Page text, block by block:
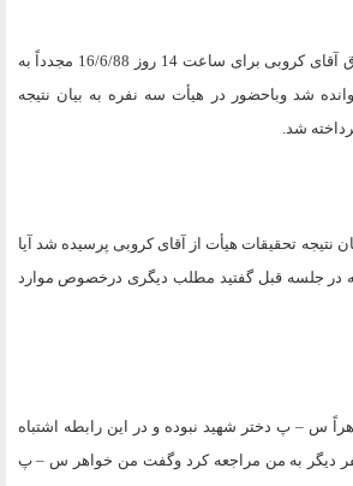
با مشخص شدن موارد فوق آقای کروبی برای ساعت 14 روز 16/6/88 مجدداً به
شد وباحضور در هیأت سه نفره به بیان نتیجه
شد.
نتیجه تحقیقات هیأت از آقای کروبی پرسیده شد آیا
در جلسه قبل گفتید مطلب دیگری درخصوص موارد
س – پ دختر شهید نبوده و در این رابطه اشتباه
دیگر به من مراجعه کرد وگفت من خواهر س – پ